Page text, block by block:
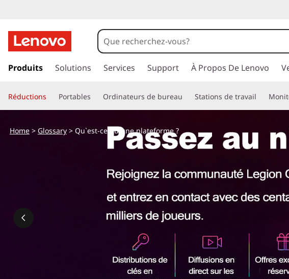
u
ea
e
r
u
Produits Solutions Services Support À Propos De Lenovo
Réductions Portables Ordinateurs de bureau Stations de travail
Home> Glossary> Qu`est-ce qu`une plateforme ?